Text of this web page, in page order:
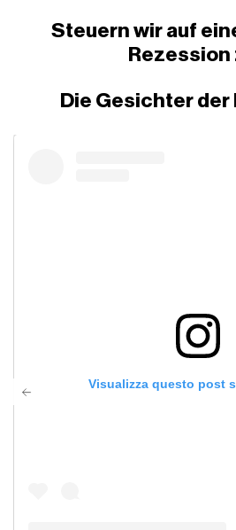
Steuern wir auf
Rezession
Die Gesichter der
Visualizza questo post